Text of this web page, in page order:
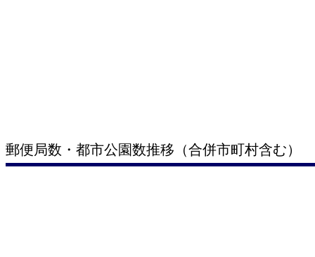
郵便局数・都市公園数推移（合併市町村含む）